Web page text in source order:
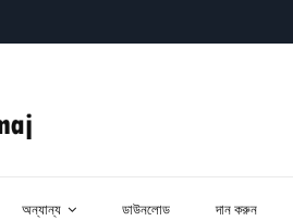
অন্যান্য ডাউনলোড দান করুন